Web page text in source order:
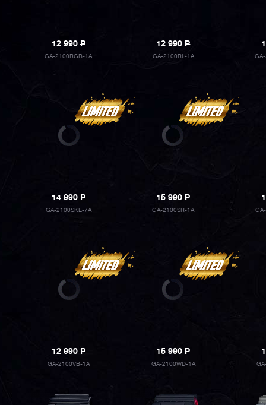
12 990P
GA-2100RGB-1A
12 990P
GA-2100RL-1A
14 990P
GA-2100SKE-7A
15 990P
GA-2100SR-1A
12 990P
GA-2100VB-1A
15 990P
GA-2100WD-1A